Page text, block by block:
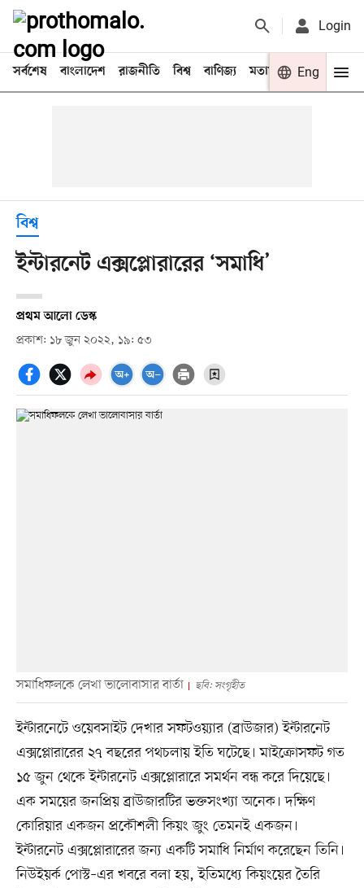
Login
সর্বশেষ বাংলাদেশ রাজনীতি বিশ্ব বাণিজ্য মতামত খেলা
Eng
বিশ্ব
ইন্টারনেট এক্সপ্লোরারের ‘সমাধি’
প্রথম আলো ডেস্ক
প্রকাশ: ১৮ জুন ২০২২, ১৯: ৫৩
সমাধিফলকে লেখা ভালোবাসার বার্তা ছবি: সংগৃহীত
ইন্টারনেটে ওয়েবসাইট দেখার সফটওয়্যার (ব্রাউজার) ইন্টারনেট
এক্সপ্লোরারের ২৭ বছরের পথচলায় ইতি ঘটেছে। মাইক্রোসফট গত
১৫ জুন থেকে ইন্টারনেট এক্সপ্লোরারে সমর্থন বন্ধ করে দিয়েছে।
এক সময়ের জনপ্রিয় ব্রাউজারটির ভক্তসংখ্যা অনেক। দক্ষিণ
কোরিয়ার একজন প্রকৌশলী কিয়ং জুং তেমনই একজন।
ইন্টারনেট এক্সপ্লোরারের জন্য একটি সমাধি নির্মাণ করেছেন তিনি।
নিউইয়র্ক পোস্ট–এর খবরে বলা হয়, ইতিমধ্যে কিয়ংয়ের তৈরি